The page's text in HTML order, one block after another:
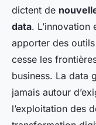
dictent de
data. L’innovation
apporter des
cesse les
business. La data
jamais autour
l’exploitation des